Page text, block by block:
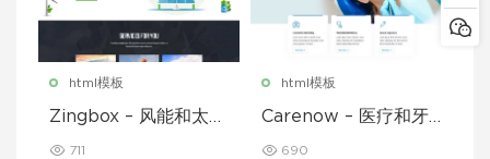
html模板
Zingbox – 风能和太阳
711
html模板
Carenow – 医疗和牙
690